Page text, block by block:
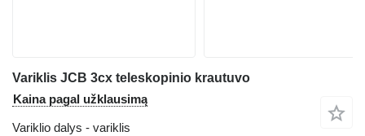
Variklis JCB 3cx teleskopinio krautuvo
Kaina pagal užklausimą
Variklio dalys - variklis